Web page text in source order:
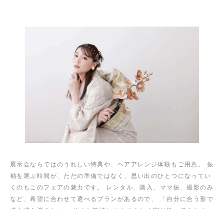
展示会ならではのうれしい特典や、ヘアアレンジ体験もご用意。 振
袖を選ぶ時間が、ただの準備ではなく、思い出のひとつになってい
くのもこのフェアの魅力です。 レンタル、購入、ママ振、撮影のみ
など、希望に合わせて選べるプランがあるので、 「自分に合う形で